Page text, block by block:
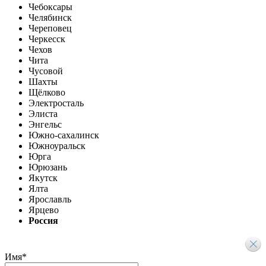
Чебоксары
Челябинск
Череповец
Черкесск
Чехов
Чита
Чусовой
Шахты
Щёлково
Электросталь
Элиста
Энгельс
Южно-сахалинск
Южноуральск
Юрга
Юрюзань
Якутск
Ялта
Ярославль
Ярцево
Россия
Имя*